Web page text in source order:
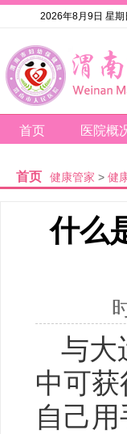
2026年8月9日 星期
首页 医院概
首页 健康管家 > 健
什么
与大
中可
自己